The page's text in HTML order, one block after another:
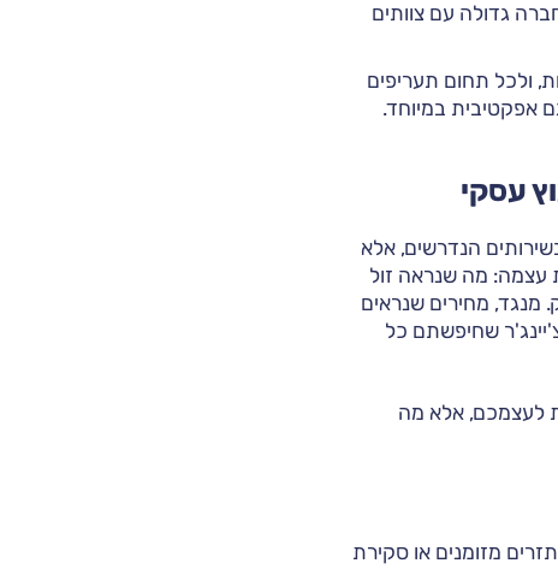
גדולה עם צוותים
ולכל תחום תעריפים
אפקטיבית במיוחד.
עסקי
הנדרשים, אלא
עצמה: מה שנראה זול
מנגד, מחירים שנראים
צ'יינג'ר שחיפשתם כל
לעצמכם, אלא מה
תזרים מזומנים או סקירת